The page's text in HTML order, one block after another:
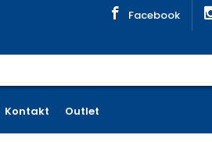
Facebook
Kontakt Outlet